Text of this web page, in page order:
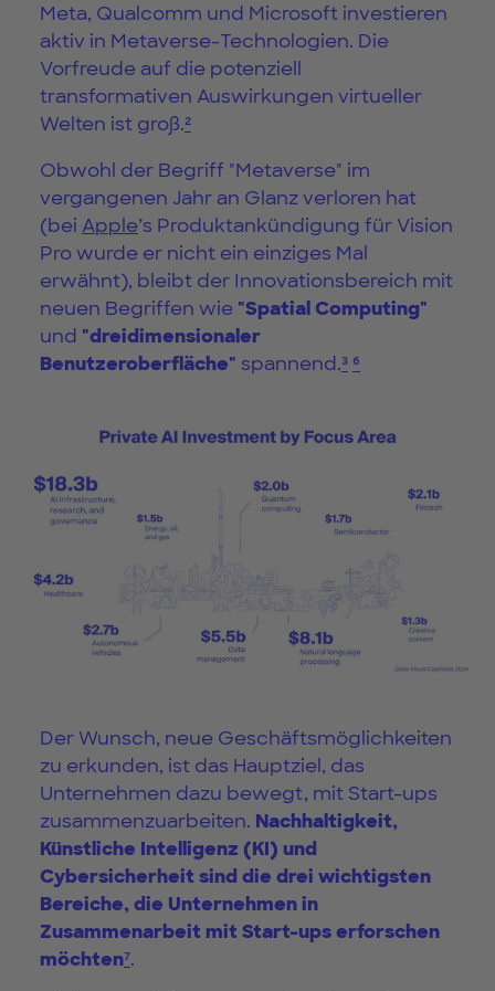
Meta, Qualcomm und Microsoft investieren
aktiv in Metaverse-Technologien. Die
Vorfreude auf die potenziell
transformativen Auswirkungen virtueller
Welten ist groß.²
Obwohl der Begriff "Metaverse" im
vergangenen Jahr an Glanz verloren hat
(bei Apple’s Produktankündigung für Vision
Pro wurde er nicht ein einziges Mal
erwähnt), bleibt der Innovationsbereich mit
neuen Begriffen wie "Spatial Computing"
und "dreidimensionaler
Benutzeroberfläche" spannend.³ ⁶
Der Wunsch, neue Geschäftsmöglichkeiten
zu erkunden, ist das Hauptziel, das
Unternehmen dazu bewegt, mit Start-ups
zusammenzuarbeiten. Nachhaltigkeit,
Künstliche Intelligenz (KI) und
Cybersicherheit sind die drei wichtigsten
Bereiche, die Unternehmen in
Zusammenarbeit mit Start-ups erforschen
möchten⁷.